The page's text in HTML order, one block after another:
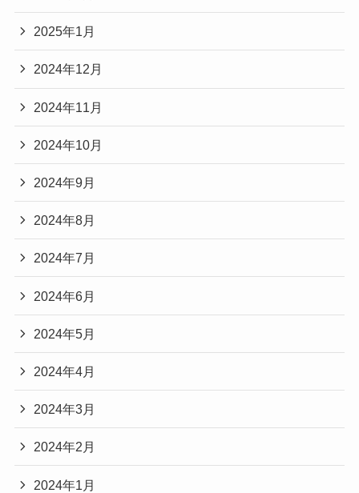
2025年1月
2024年12月
2024年11月
2024年10月
2024年9月
2024年8月
2024年7月
2024年6月
2024年5月
2024年4月
2024年3月
2024年2月
2024年1月